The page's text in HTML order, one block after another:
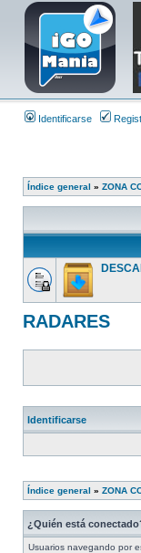
Identificarse
Índice general » ZONA
RADARES
Identificarse
Índice general » ZONA
¿Quién está
Usuarios navegando por